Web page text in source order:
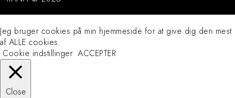
Originals
About
Contact
Privacy Policy
Jeg bruger cookies på min hjemmeside for at give dig den
af ​​ALLE cookies.
Cookie indstillinger ACCEPTER
Close